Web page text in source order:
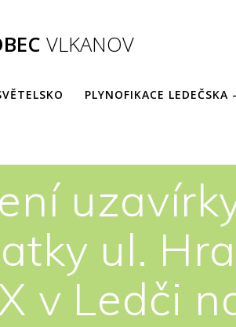
VLKANOV
PLYNOFIKACE LEDEČSKA
ul.
v Ledči